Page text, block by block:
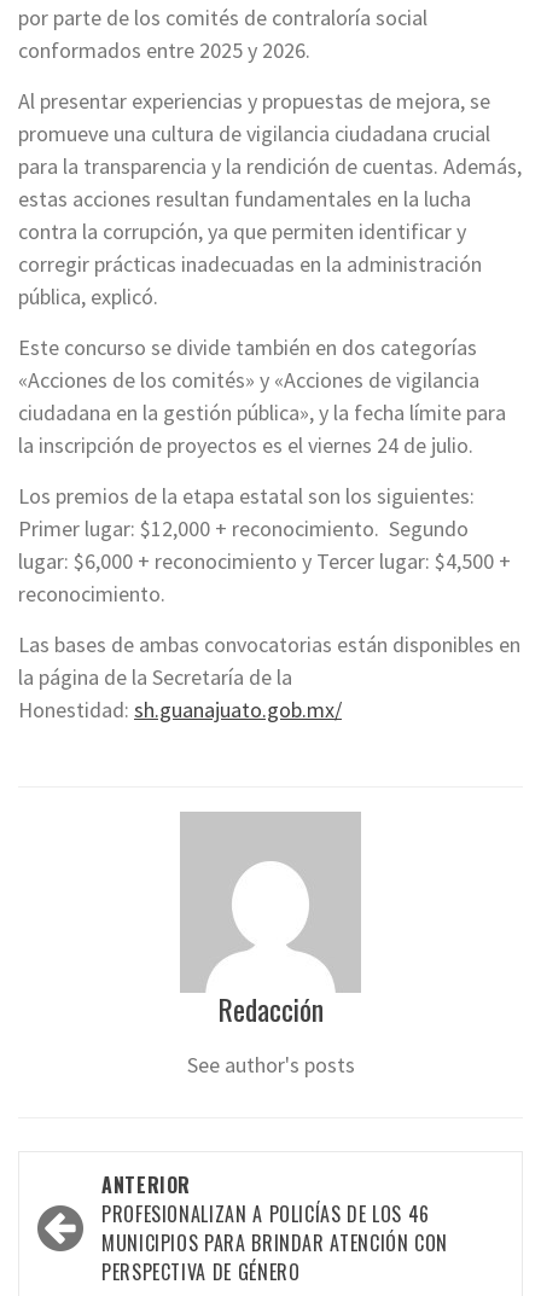
por parte de los comités de contraloría social
conformados entre 2025 y 2026.
Al presentar experiencias y propuestas de mejora, se
promueve una cultura de vigilancia ciudadana crucial
para la transparencia y la rendición de cuentas. Además,
estas acciones resultan fundamentales en la lucha
contra la corrupción, ya que permiten identificar y
corregir prácticas inadecuadas en la administración
pública, explicó.
Este concurso se divide también en dos categorías
«Acciones de los comités» y «Acciones de vigilancia
ciudadana en la gestión pública», y la fecha límite para
la inscripción de proyectos es el viernes 24 de julio.
Los premios de la etapa estatal son los siguientes:
Primer lugar: $12,000 + reconocimiento. Segundo
lugar: $6,000 + reconocimiento y Tercer lugar: $4,500 +
reconocimiento.
Las bases de ambas convocatorias están disponibles en
la página de la Secretaría de la
Honestidad: sh.guanajuato.gob.mx/
Redacción
See author's posts
Navegación
por
las
ANTERIOR
PROFESIONALIZAN A POLICÍAS DE LOS 46
MUNICIPIOS PARA BRINDAR ATENCIÓN CON
PERSPECTIVA DE GÉNERO